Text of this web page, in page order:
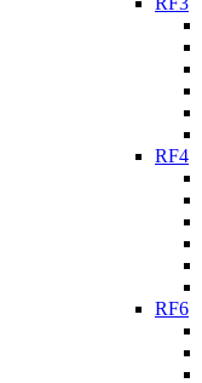
RF4
RF6